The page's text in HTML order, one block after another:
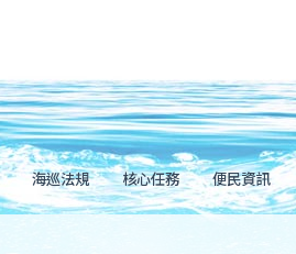
海巡法規 核心任務 便民資訊